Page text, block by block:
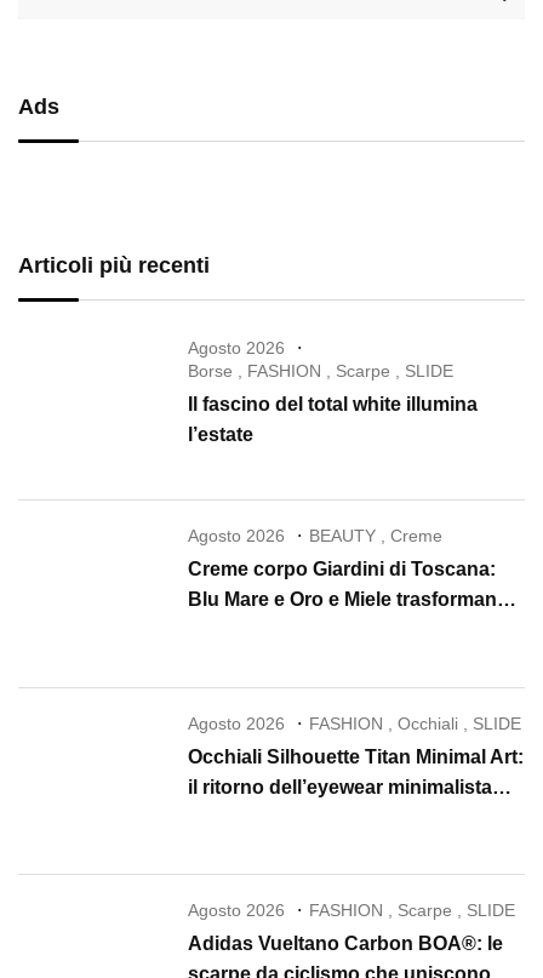
Ads
Articoli più recenti
Agosto 2026
Borse , FASHION , Scarpe , SLIDE
Il fascino del total white illumina
l’estate
Agosto 2026 BEAUTY ,Creme
Creme corpo Giardini di Toscana:
Blu Mare e Oro e Miele trasformano
Agosto 2026 FASHION ,Occhiali SLIDE
Occhiali Silhouette Titan Minimal Art:
il ritorno dell’eyewear minimalista
Agosto 2026 FASHION , Scarpe , SLIDE
Adidas Vueltano Carbon BOA®: le